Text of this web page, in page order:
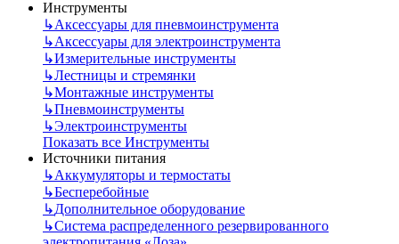
Инструменты
↳Аксессуары для пневмоинструмента
↳Аксессуары для электроинструмента
↳Измерительные инструменты
↳Лестницы и стремянки
↳Монтажные инструменты
↳Пневмоинструменты
↳Электроинструменты
Показать все Инструменты
Источники питания
↳Аккумуляторы и термостаты
↳Бесперебойные
↳Дополнительное оборудование
↳Система распределенного резервированного